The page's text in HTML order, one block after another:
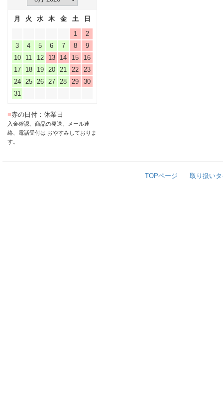
月 火 水 木 金 土
日
1
2
3
4 5 6 7 8
9
10
11 12 13 14 15
16
17
18 19 20 21 22
23
24
25 26 27 28 29
30
31
■赤の日付：休業日
入金確認、商品の発送、メール連
絡、電話受付は おやすみしておりま
す。
TOPページ 取り扱い